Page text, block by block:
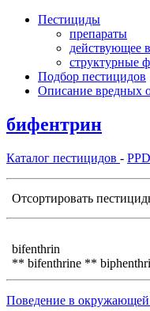
Пестициды
препараты
действующее
структурные
Подбор пестицидов
Описание вредных
бифентрин
Каталог пестицидов -
Отсортировать
bifenthrin
** bifenthrine **
Поведение в окружающей